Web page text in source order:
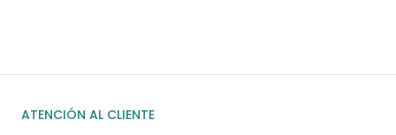
ATENCIÓN AL CLIENTE